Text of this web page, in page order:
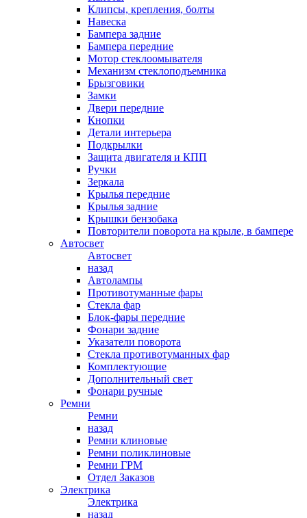
Клипсы, крепления, болты
Навеска
Бампера задние
Бампера передние
Мотор стеклоомывателя
Механизм стеклоподъемника
Брызговики
Замки
Двери передние
Кнопки
Детали интерьера
Подкрылки
Защита двигателя и КПП
Ручки
Зеркала
Крылья передние
Крылья задние
Крышки бензобака
Повторители поворота на крыле, в бампере
Автосвет
Автосвет
назад
Автолампы
Противотуманные фары
Стекла фар
Блок-фары передние
Фонари задние
Указатели поворота
Стекла противотуманных фар
Комплектующие
Дополнительный свет
Фонари ручные
Ремни
Ремни
назад
Ремни клиновые
Ремни поликлиновые
Ремни ГРМ
Отдел Заказов
Электрика
Электрика
назад